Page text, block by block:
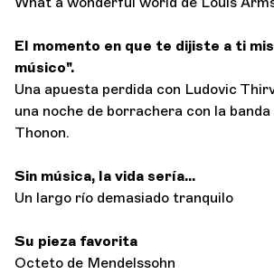
El momento en que te dijiste a ti
músico".
Una apuesta perdida con Ludovic
una noche de borrachera con la
Thonon.
Sin música, la vida sería...
Un largo río demasiado tranquilo
Su pieza favorita
Octeto de Mendelssohn